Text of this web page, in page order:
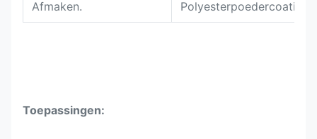
Afmaken. Polyesterpoedercoating
Toepassingen: